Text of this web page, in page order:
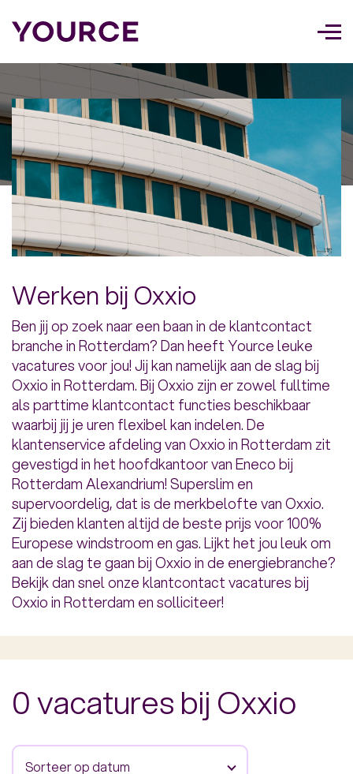
Werken bij Oxxio
Ben jij op zoek naar een baan in de klantcontact
branche in Rotterdam? Dan heeft Yource leuke
vacatures voor jou! Jij kan namelijk aan de slag bij
Oxxio in Rotterdam. Bij Oxxio zijn er zowel fulltime
als parttime klantcontact functies beschikbaar
waarbij jij je uren flexibel kan indelen. De
klantenservice afdeling van Oxxio in Rotterdam zit
gevestigd in het hoofdkantoor van Eneco bij
Rotterdam Alexandrium! Superslim en
supervoordelig, dat is de merkbelofte van Oxxio.
Zij bieden klanten altijd de beste prijs voor 100%
Europese windstroom en gas. Lijkt het jou leuk om
aan de slag te gaan bij Oxxio in de energiebranche?
Bekijk dan snel onze klantcontact vacatures bij
Oxxio in Rotterdam en solliciteer!
0 vacatures bij Oxxio
Sorteer op datum